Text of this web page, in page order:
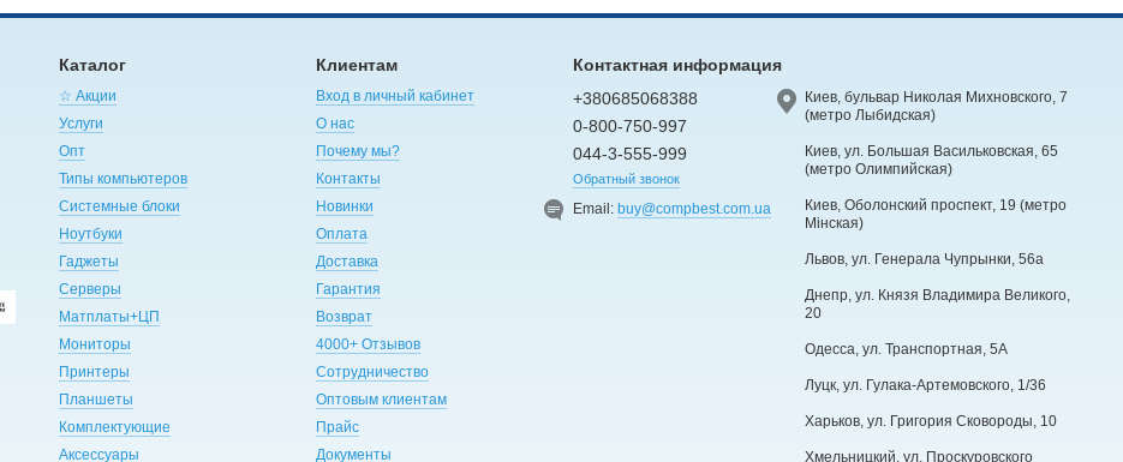
Каталог
☆ Акции
Услуги
Опт
Типы компьютеров
Системные блоки
Ноутбуки
Гаджеты
Серверы
Матплаты+ЦП
Мониторы
Принтеры
Планшеты
Комплектующие
Аксессуары
Клиентам
Вход в личный кабинет
О нас
Почему мы?
Контакты
Новинки
Оплата
Доставка
Гарантия
Возврат
4000+ Отзывов
Сотрудничество
Оптовым клиентам
Прайс
Документы
Контактная информация
+380685068388
0-800-750-997
044-3-555-999
Обратный звонок
Email:buy@compbest.com.ua
Киев, бульвар Николая Михновского, 7
(метро Лыбидская)
Киев, ул. Большая Васильковская, 65
(метро Олимпийская)
Киев, Оболонский проспект, 19 (метро
Мінская)
Львов, ул. Генерала Чупрынки, 56а
Днепр, ул. Князя Владимира Великого,
20
Одесса, ул. Транспортная, 5А
Луцк, ул. Гулака-Артемовского, 1/36
Харьков, ул. Григория Сковороды, 10
Хмельницкий, ул. Проскуровского